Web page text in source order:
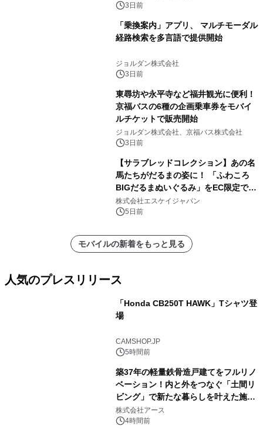
～3日前
「乗換案内」アプリ、 マルチモーダル
経路検索を多言語で提供開始
ジョルダン株式会社
3日前
東尋坊や永平寺など福井観光に便利！
京福バスの6種の企画乗車券をモバイ
ルチケットで販売開始
ジョルダン株式会社、京福バス株式会社
3日前
【サラブレッドコレクション】あの名
馬たちがだるまの姿に！ 「ふわころ
BIGだるまぬいぐるみ」をEC限定で受
注販売開始
株式会社エスケイジャパン
5日前
モバイルの新着をもっと見る
人気のプレスリリース
「Honda CB250T HAWK」Tシャツ登
場
CAMSHOP.JP
5時間前
築37年の軽量鉄骨造戸建てをフルリノ
ベーション！内と外をつなぐ「土間リ
ビング」で新たな暮らしを叶えた施工
事例を株式会社アースが公開
株式会社アース
4時間前